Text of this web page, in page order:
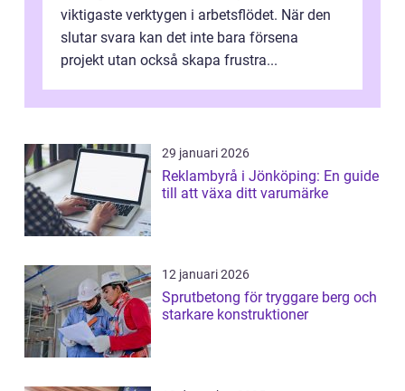
viktigaste verktygen i arbetsflödet. När den
slutar svara kan det inte bara försena
projekt utan också skapa frustra...
29 januari 2026
Reklambyrå i Jönköping: En guide
till att växa ditt varumärke
12 januari 2026
Sprutbetong för tryggare berg och
starkare konstruktioner